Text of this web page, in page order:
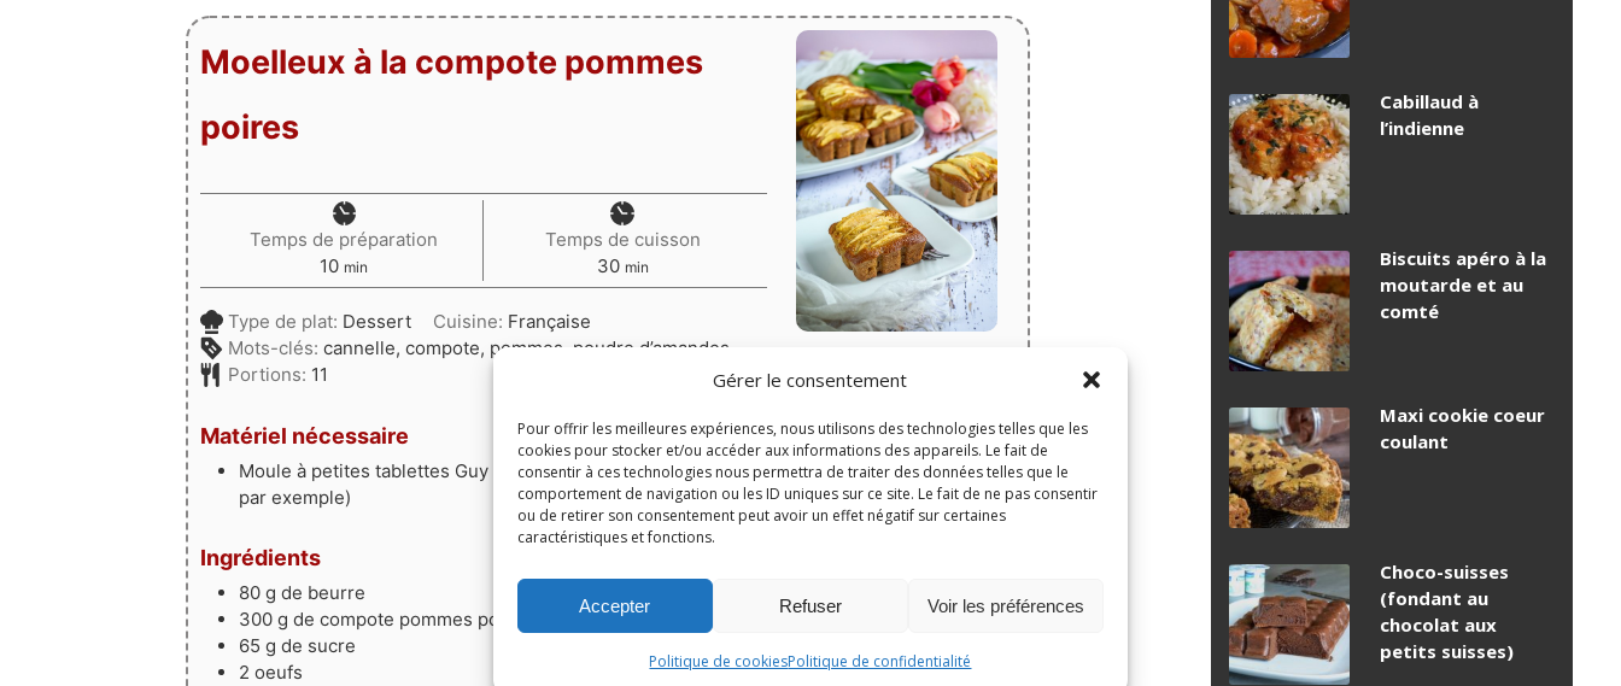
Gérer le consentement
Pour offrir les meilleures expériences, nous utilisons des technologies telles que les
cookies pour stocker et/ou accéder aux informations des appareils. Le fait de
consentir à ces technologies nous permettra de traiter des données telles que le
comportement de navigation ou les ID uniques sur ce site. Le fait de ne pas consentir
ou de retirer son consentement peut avoir un effet négatif sur certaines
caractéristiques et fonctions.
Accepter Refuser Voir les préférences
Politique de cookiesPolitique de confidentialité
Print
Épingler la recette
5de 1 vote
Moelleux à la compote pommes
poires
Temps de préparation
10minutes
min
Temps de cuisson
30minutes
min
Type de plat: Dessert Cuisine: Française
Mots-clés: cannelle, compote, pommes, poudre d’amandes
Portions: 11
Matériel nécessaire
Moule à petites tablettes Guy Demarle (ou moule à tartelettes
par exemple)
Ingrédients
80 g de beurre
300 g de compote pommes poires
(sans sucres ajoutés)
65 g de sucre
2 oeufs
Cabillaud à
l’indienne
Biscuits apéro à la
moutarde et au
comté
Maxi cookie coeur
coulant
Choco-suisses
(fondant au
chocolat aux
petits suisses)